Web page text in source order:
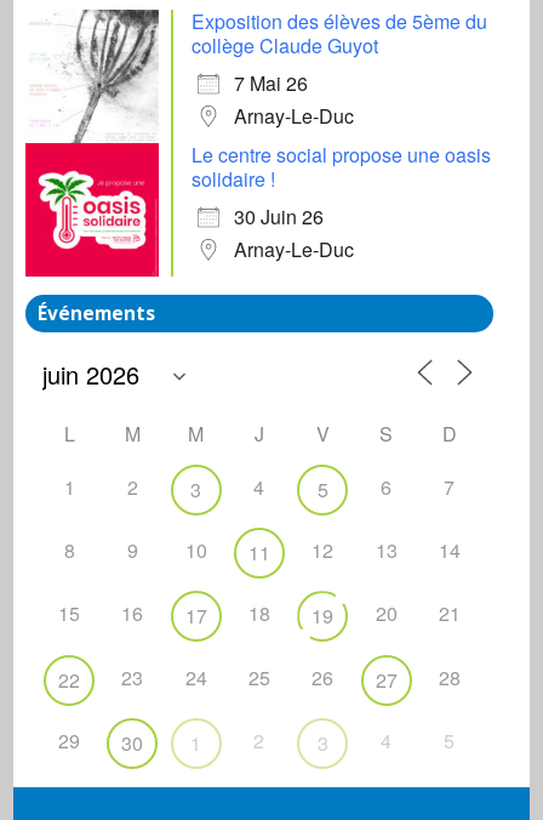
Exposition des élèves de 5ème du
collège Claude Guyot
7 Mai 26
Arnay-Le-Duc
Le centre social propose une oasis
solidaire !
30 Juin 26
Arnay-Le-Duc
Événements
L M M J V S
D
1
2 3 4 5 6 7
8 9 10 11 12 13 14
15 16 17 18 19 20 21
22 23 24 25 26 27 28
29 30 1 2 3 4 5